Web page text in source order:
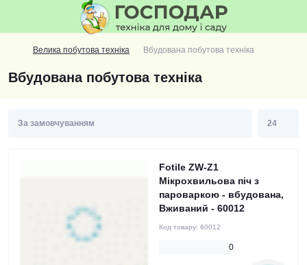
Велика побутова техніка Вбудована побутова техніка
Вбудована побутова техніка
Fotile ZW-Z1
Мікрохвильова піч з
пароваркою - вбудована,
Вживаний - 60012
Код товару: 60012
0